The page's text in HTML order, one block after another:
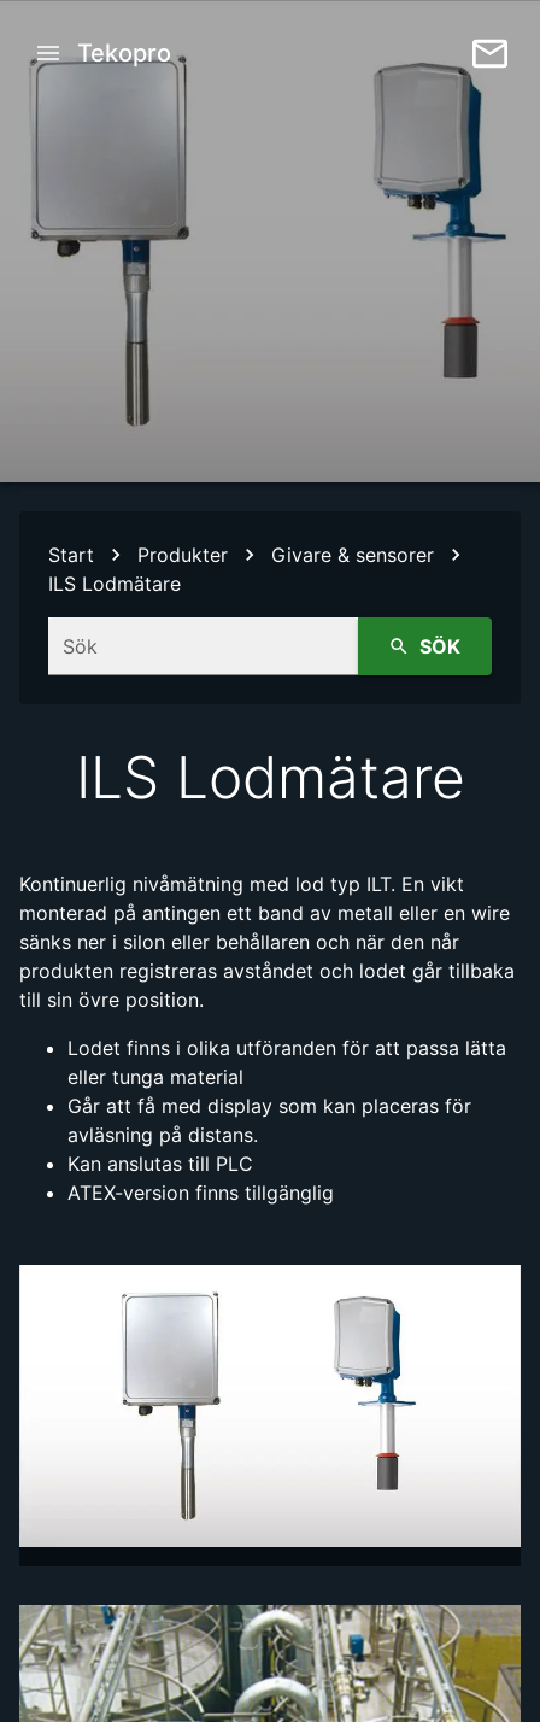
Tekopro
Start Produkter
Givare & sensorer
ILS Lodmätare
Sök SÖK
ILS Lodmätare
Kontinuerlig nivåmätning med lod typ ILT. En vikt
monterad på antingen ett band av metall eller en wire
sänks ner i silon eller behållaren och när den når
produkten registreras avståndet och lodet går tillbaka
till sin övre position.
Lodet finns i olika utföranden för att passa lätta
eller tunga material
Går att få med display som kan placeras för
avläsning på distans.
Kan anslutas till PLC
ATEX-version finns tillgänglig